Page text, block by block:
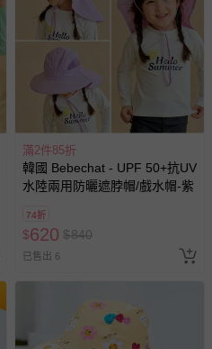
滿2件85折
韓國 Bebechat - UPF 50+抗UV
水陸兩用防曬遮脖帽/戲水帽-紫
74折
$620 $840
已售出 6